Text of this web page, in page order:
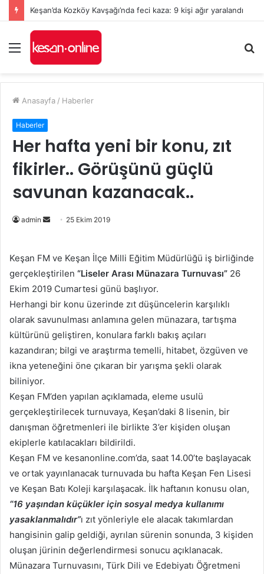
Keşan’da Kozköy Kavşağı’nda feci kaza: 9 kişi ağır yaralandı
Menü
...
Anasayfa / Haberler
Haberler
Her hafta yeni bir konu, zıt
fikirler.. Görüşünü güçlü
savunan kazanacak..
admin
Bir
göndermek
25 Ekim 2019
Keşan FM ve Keşan İlçe Milli Eğitim Müdürlüğü iş birliğinde
gerçekleştirilen “Liseler Arası Münazara Turnuvası” 26
Ekim 2019 Cumartesi günü başlıyor.
Herhangi bir konu üzerinde zıt düşüncelerin karşılıklı
olarak savunulması anlamına gelen münazara, tartışma
kültürünü geliştiren, konulara farklı bakış açıları
kazandıran; bilgi ve araştırma temelli, hitabet, özgüven ve
ikna yeteneğini öne çıkaran bir yarışma şekli olarak
biliniyor.
Keşan FM’den yapılan açıklamada, eleme usulü
gerçekleştirilecek turnuvaya, Keşan’daki 8 lisenin, bir
danışman öğretmenleri ile birlikte 3’er kişiden oluşan
ekiplerle katılacakları bildirildi.
Keşan FM ve kesanonline.com’da, saat 14.00’te başlayacak
ve ortak yayınlanacak turnuvada bu hafta Keşan Fen Lisesi
ve Keşan Batı Koleji karşılaşacak. İlk haftanın konusu olan,
“16 yaşından küçükler için sosyal medya kullanımı
yasaklanmalıdır”ı zıt yönleriyle ele alacak takımlardan
hangisinin galip geldiği, ayrılan sürenin sonunda, 3 kişiden
oluşan jürinin değerlendirmesi sonucu açıklanacak.
Münazara Turnuvasını, Türk Dili ve Edebiyatı Öğretmeni